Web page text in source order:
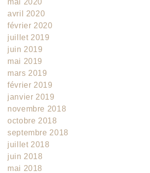
avril 2020
février 2020
juillet 2019
juin 2019
mai 2019
mars 2019
février 2019
janvier 2019
novembre 2018
octobre 2018
septembre 2018
juillet 2018
juin 2018
mai 2018